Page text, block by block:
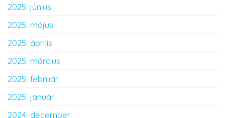
2025. június
2025. május
2025. április
2025. március
2025. február
2025. január
2024. december